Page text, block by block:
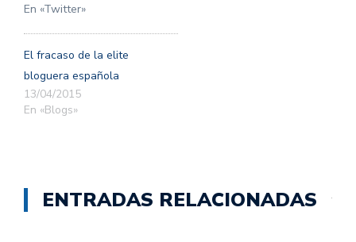
En «Twitter»
El fracaso de la elite
bloguera española
13/04/2015
En «Blogs»
ENTRADAS RELACIONADAS